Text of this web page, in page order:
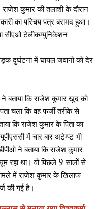
कुमार की तलाशी के दौरान
का परिचय पत्र बरामद हुआ।
सीएओ टेलीकम्युनिकेशन
दुर्घटना में घायल जवानों को देर
बताया कि राजेश कुमार खुद को
चला कि वह फर्जी तरीके से
कि राजेश कुमार के पिता का
में चार बार अटेम्प्ट भी
ने बताया कि राजेश कुमार
रहा था। वो पिछले 9 सालों से
में राजेश कुमार के खिलाफ
की गई है।